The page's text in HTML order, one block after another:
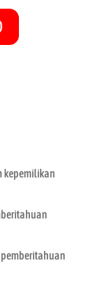
kepemilikan